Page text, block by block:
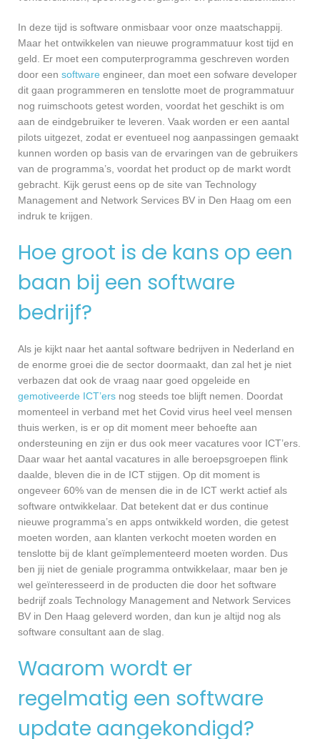
In deze tijd is software onmisbaar voor onze maatschappij.
Maar het ontwikkelen van nieuwe programmatuur kost tijd en
geld. Er moet een computerprogramma geschreven worden
door een software engineer, dan moet een sofware developer
dit gaan programmeren en tenslotte moet de programmatuur
nog ruimschoots getest worden, voordat het geschikt is om
aan de eindgebruiker te leveren. Vaak worden er een aantal
pilots uitgezet, zodat er eventueel nog aanpassingen gemaakt
kunnen worden op basis van de ervaringen van de gebruikers
van de programma’s, voordat het product op de markt wordt
gebracht. Kijk gerust eens op de site van Technology
Management and Network Services BV in Den Haag om een
indruk te krijgen.
Hoe groot is de kans op een
baan bij een software
bedrijf?
Als je kijkt naar het aantal software bedrijven in Nederland en
de enorme groei die de sector doormaakt, dan zal het je niet
verbazen dat ook de vraag naar goed opgeleide en
gemotiveerde ICT’ers nog steeds toe blijft nemen. Doordat
momenteel in verband met het Covid virus heel veel mensen
thuis werken, is er op dit moment meer behoefte aan
ondersteuning en zijn er dus ook meer vacatures voor ICT’ers.
Daar waar het aantal vacatures in alle beroepsgroepen flink
daalde, bleven die in de ICT stijgen. Op dit moment is
ongeveer 60% van de mensen die in de ICT werkt actief als
software ontwikkelaar. Dat betekent dat er dus continue
nieuwe programma’s en apps ontwikkeld worden, die getest
moeten worden, aan klanten verkocht moeten worden en
tenslotte bij de klant geïmplementeerd moeten worden. Dus
ben jij niet de geniale programma ontwikkelaar, maar ben je
wel geïnteresseerd in de producten die door het software
bedrijf zoals Technology Management and Network Services
BV in Den Haag geleverd worden, dan kun je altijd nog als
software consultant aan de slag.
Waarom wordt er
regelmatig een software
update aangekondigd?